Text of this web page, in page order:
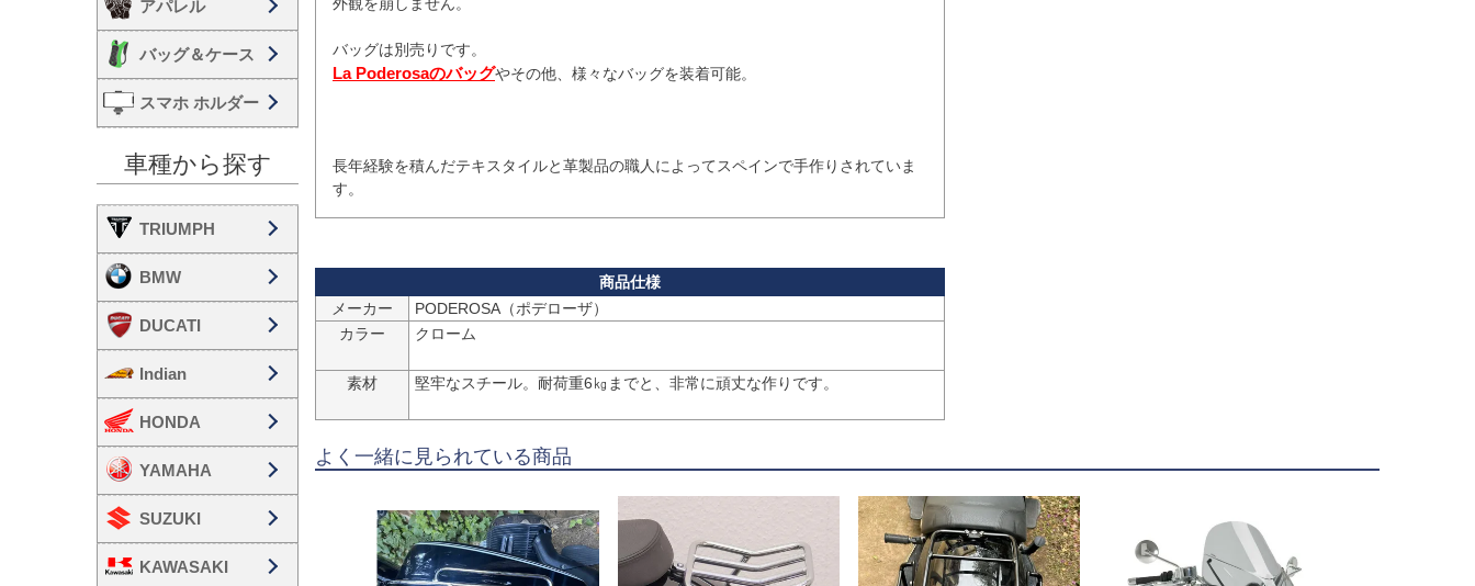
アパレル
バッグ＆ケース
スマホ ホルダー
車種から探す
TRIUMPH
BMW
DUCATI
Indian
HONDA
YAMAHA
SUZUKI
KAWASAKI
La Poderosaのバッグやその他、様々なバッグを装着可能。
長年経験を積んだテキスタイルと革製品の職人によってスペインで手作りされていま
メーカー
カラー
クローム
素材 堅牢なスチール。耐荷重6㎏までと、非常に頑丈な作りです。
よく一緒に見られている商品